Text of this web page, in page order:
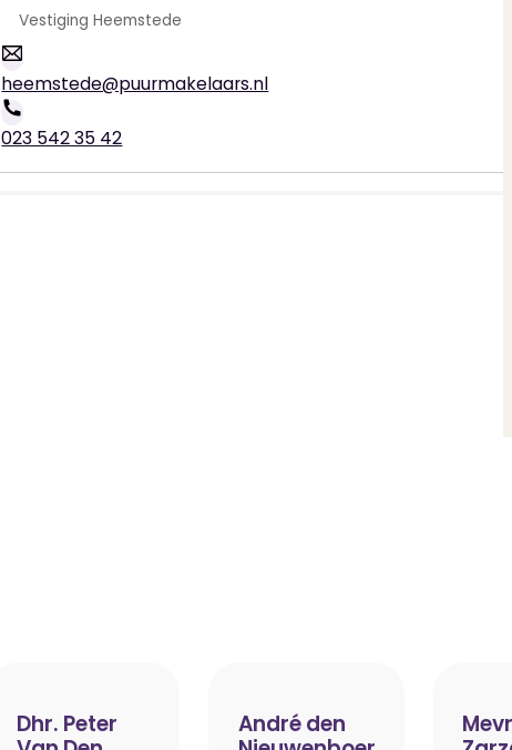
Heemstede
heemstede@puurmakelaars.nl
023 542 35 42
Dhr. Peter
André den